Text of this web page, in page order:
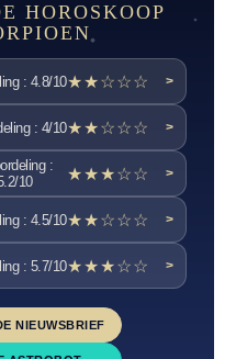
HOROSKOOP
: 4.8/10★★☆☆☆ >
: 4/10★★☆☆☆ >
:
10
★★★☆☆ >
: 4.5/10★★☆☆☆ >
: 5.7/10★★★☆☆ >
NIEUWSBRIEF